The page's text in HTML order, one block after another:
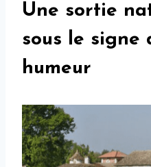
Une sortie
sous le signe
humeur